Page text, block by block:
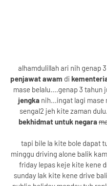
alhamdulillah ari nih genap
penjawat awam di
mase belalu....genap 3
jengka nih...ingat lagi mase
sengal2 jeh kite zaman
bekhidmat untuk negara
tapi bile la kite bole dapat
minggu driving alone balik
friday lepas keje kite kene
sunday lak kite kene drive